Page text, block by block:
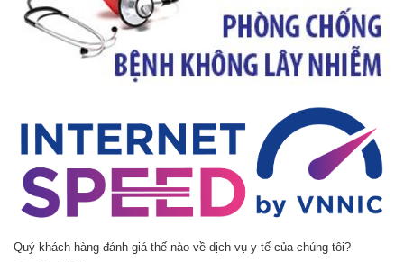
Quý khách hàng đánh giá thế nào về dịch vụ y tế của chúng tôi?